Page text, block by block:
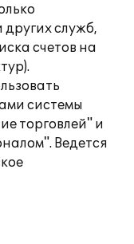
служб,
счетов на
системы
торговлей" и
Ведется